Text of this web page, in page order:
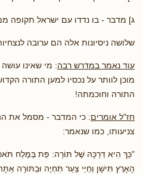
ג] מדבר - בו נדדו עם ישראל תקופה
שלושה ניסיונות אלה הם ערובה
עוד נאמר במדרש רבה: מי שאינו
מוכן לוותר על נכסיו למען התורה
התורה וחוכמתה!
חז"ל אומרים: כי המדבר - מסמל את
צניעותו, כמו שנאמר:
"כַּךְ הִיא דַּרְכָּהּ שֶׁל תּוֹרָה: פַּת בַּמֶּלַח
הָאָרֶץ תִּישָׁן וְחַיֵּי צַעַר תִּחְיֶה וּבַתּוֹרָה